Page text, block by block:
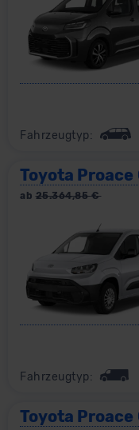
Fahrzeugtyp:
Toyota Proace
ab 25.364,85€
Fahrzeugtyp:
Toyota Proace